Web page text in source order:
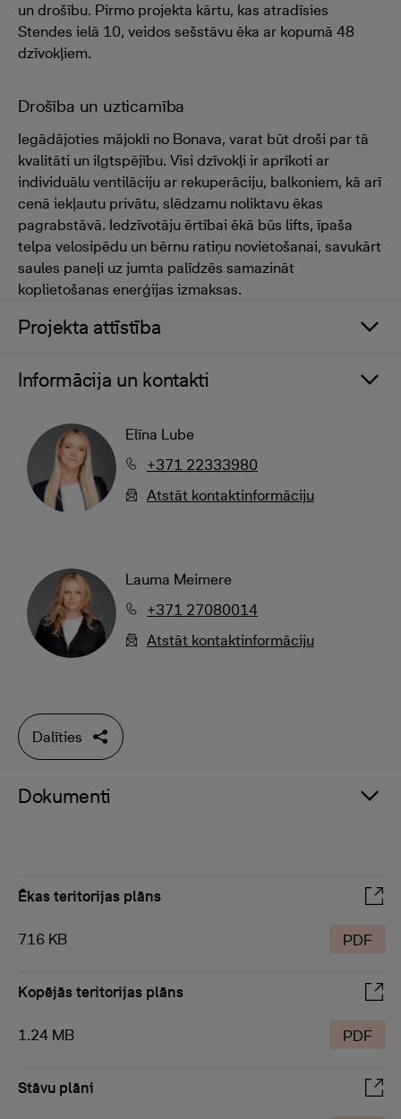
un drošību. Pirmo projekta kārtu, kas atradīsies
Stendes ielā 10, veidos sešstāvu ēka ar kopumā 48
dzīvokļiem.
Drošība un uzticamība
Iegādājoties mājokli no Bonava, varat būt droši par tā
kvalitāti un ilgtspējību. Visi dzīvokļi ir aprīkoti ar
individuālu ventilāciju ar rekuperāciju, balkoniem, kā arī
cenā iekļautu privātu, slēdzamu noliktavu ēkas
pagrabstāvā. Iedzīvotāju ērtībai ēkā būs lifts, īpaša
telpa velosipēdu un bērnu ratiņu novietošanai, savukārt
saules paneļi uz jumta palīdzēs samazināt
koplietošanas enerģijas izmaksas.
Projekta attīstība
Informācija un kontakti
Elīna Lube
+371 22333980
Atstāt kontaktinformāciju
Lauma Meimere
+371 27080014
Atstāt kontaktinformāciju
Dalīties
Dokumenti
Ēkas teritorijas plāns
716 KB PDF
Kopējās teritorijas plāns
1.24 MB PDF
Stāvu plāni